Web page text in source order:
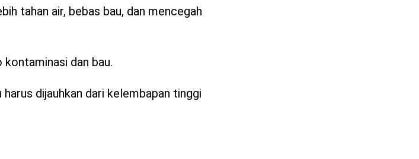
tahan air, bebas bau, dan mencegah
kontaminasi dan bau.
dijauhkan dari kelembapan tinggi